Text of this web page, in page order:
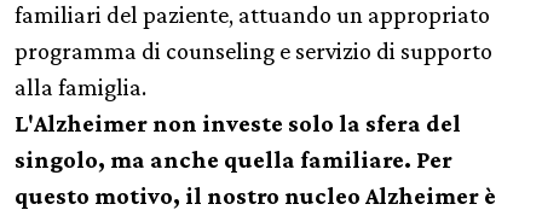
familiari del paziente, attuando un appropriato
programma di counseling e servizio di supporto
alla famiglia.
L'Alzheimer non investe solo la sfera del
singolo, ma anche quella familiare. Per
questo motivo, il nostro nucleo Alzheimer è